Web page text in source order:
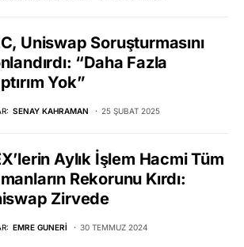
Uniswap Soruşturmasını
“Daha Fazla
Yok”
SENAY KAHRAMAN 25 ŞUBAT 2025
Aylık İşlem Hacmi Tüm
Rekorunu Kırdı:
Zirvede
EMRE GUNERI 30 TEMMUZ 2024